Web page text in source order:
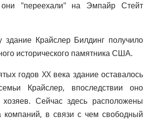
они "переехали" на Эмпайр Стейт
здание Крайслер Билдинг получило
исторического памятника США.
годов XX века здание оставалось
Крайслер, впоследствии оно
Сейчас здесь расположены
в связи с чем свободный